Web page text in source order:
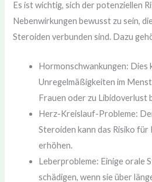
Es ist wichtig, sich der potenziellen
Nebenwirkungen bewusst zu sein,
Steroiden verbunden sind. Dazu
Hormonschwankungen: Dies
Unregelmäßigkeiten im
Frauen oder zu Libidoverlust
Herz-Kreislauf-Probleme:
Steroiden kann das Risiko
erhöhen.
Leberprobleme: Einige orale
schädigen, wenn sie über